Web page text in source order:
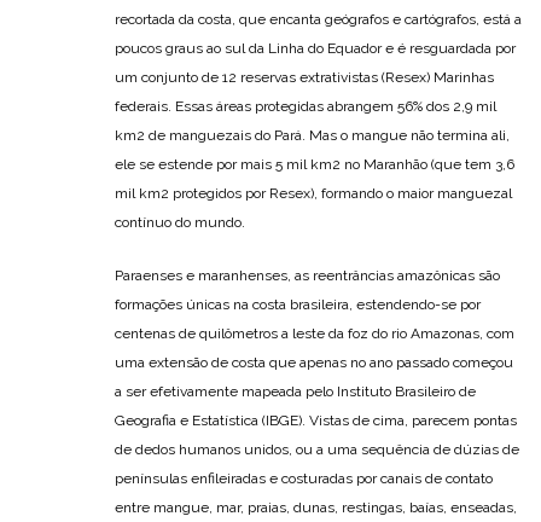
recortada da costa, que encanta geógrafos e cartógrafos, está a
poucos graus ao sul da Linha do Equador e é resguardada por
um conjunto de 12 reservas extrativistas (Resex) Marinhas
federais. Essas áreas protegidas abrangem 56% dos 2,9 mil
km2 de manguezais do Pará. Mas o mangue não termina ali,
ele se estende por mais 5 mil km2 no Maranhão (que tem 3,6
mil km2 protegidos por Resex), formando o maior manguezal
contínuo do mundo.
Paraenses e maranhenses, as reentrâncias amazônicas são
formações únicas na costa brasileira, estendendo-se por
centenas de quilômetros a leste da foz do rio Amazonas, com
uma extensão de costa que apenas no ano passado começou
a ser efetivamente mapeada pelo Instituto Brasileiro de
Geografia e Estatística (IBGE). Vistas de cima, parecem pontas
de dedos humanos unidos, ou a uma sequência de dúzias de
penínsulas enfileiradas e costuradas por canais de contato
entre mangue, mar, praias, dunas, restingas, baías, enseadas,